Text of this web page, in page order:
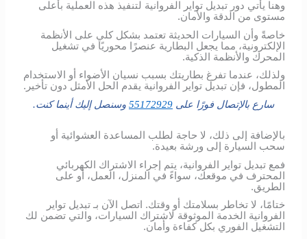
وهنا يأتي دور تبديل تواير الفروانية لتنفيذ هذه العملية بأعلى
مستوى من الدقة والأمان.
خاصةً وأن السيارات الحديثة تعتمد بشكل كلي على الأنظمة
الإلكترونية، مما يجعل البطارية عنصرًا محوريًا في تشغيل
المحرك والأنظمة الذكية.
ولذلك، عندما تفرغ بطاريتك بسبب نسيان الأضواء أو الاستخدام
المطول، فإن تبديل تواير الفروانية يقدم الحل الأمثل دون تأخير.
سارع بالإتصال فورًا على 55172929 وسنصل إليك أينما كنت.
بالإضافة إلى ذلك، لا حاجة لطلب المساعدة العشوائية أو
سحب السيارة إلى ورشة بعيدة.
فمع تبديل تواير الفروانية، يتم إجراء الاشتراك الكهربائي
المحترف في موقعك، سواءً في المنزل، العمل، أو على
الطريق.
ختامًا، لا تخاطر بسلامتك أو وقتك. اتصل الآن بـ تبديل تواير
الفروانية الخدمة الموثوقة لاشتراك السيارات، والتي تضمن لك
التشغيل الفوري بكل كفاءة وأمان.